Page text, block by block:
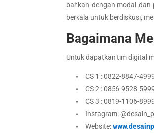
bahkan dengan modal
berkala untuk berdiskusi,
Bagaimana
Untuk dapatkan tim digital
CS 1 : 0822-8847-4999
CS 2 : 0856-9528-5999
CS 3 : 0819-1106-8999
Instagram:
Website: